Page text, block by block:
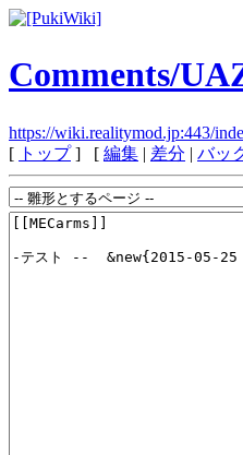
Comments/
https://wiki.realitymod.jp:443/
[ トップ] [ 編集 | 差分 | バッ